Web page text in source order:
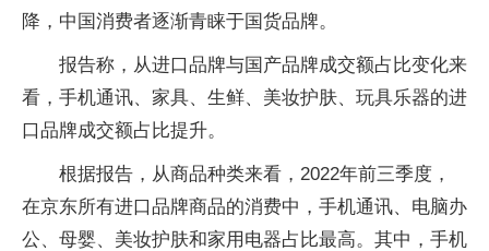
降，中国消费者逐渐青睐于国货品牌。
报告称，从进口品牌与国产品牌成交额占比变化来
看，手机通讯、家具、生鲜、美妆护肤、玩具乐器的进
口品牌成交额占比提升。
根据报告，从商品种类来看，2022年前三季度，
在京东所有进口品牌商品的消费中，手机通讯、电脑办
公、母婴、美妆护肤和家用电器占比最高。其中，手机